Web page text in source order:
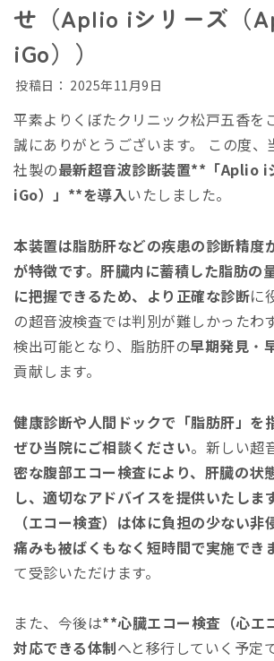
せ（Aplio iシリーズ（
iGo））
投稿日： 2025年11月9日
平素よりくぼたクリニック松戸五香を
誠にありがとうございます。 この度、
社製の最新超音波診断装置**「Aplio i
iGo）」**を導入いたしました。
本装置は脂肪肝などの疾患の診断精度
が特徴です。肝臓内に蓄積した脂肪の
に把握できるため、より正確な診断に
の超音波検査では判別が難しかったわ
検出可能となり、脂肪肝の早期発見 ・
貢献します。
健康診断や人間ドックで「脂肪肝」を
ぜひ当院にご相談ください。新しい超
密な腹部エコー検査により、肝臓の状
し、適切なアドバイスを提供いたしま
（エコー検査）は体に負担の少ない非
痛みも被ばくもなく短時間で実施でき
て受診いただけます。
また、今後は**心臓エコー検査（心エ
対応できる体制へと移行していく予定